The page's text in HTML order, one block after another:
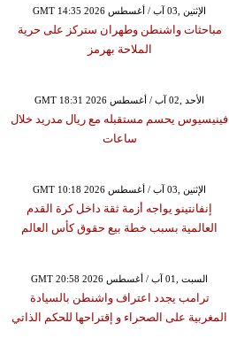
GMT 14:35 2026 الإثنين ,03 آب / أغسطس
مباحثات واشنطن وطهران ستركز على حرية
الملاحة بهرمز
GMT 18:31 2026 الأحد ,02 آب / أغسطس
فينيسيوس يحسم مستقبله مع ريال مدريد خلال
ساعات
GMT 10:18 2026 الإثنين ,03 آب / أغسطس
إنفانتينو يواجه أزمة ثقة داخل كرة القدم
العالمية بسبب خطة بيع حقوق كأس العالم
GMT 20:58 2026 السبت ,01 آب / أغسطس
ترامب يجدد اعتراف واشنطن بالسيادة
المغربية على الصحراء و إقتراحها للحكم الذاتي